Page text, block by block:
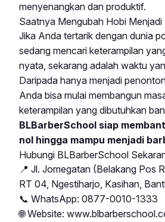
menyenangkan dan produktif.
Saatnya Mengubah Hobi
Jika Anda tertarik dengan dunia
sedang mencari keterampilan
nyata, sekarang adalah waktu
Daripada hanya menjadi
Anda bisa mulai membangun
keterampilan yang dibutuhkan
BLBarberSchool siap
nol hingga mampu menjadi
Hubungi BLBarberSchool
📍 Jl. Jomegatan (Belakang Pos
RT 04, Ngestiharjo, Kasihan,
📞 WhatsApp: 0877-0010-1333
🌐 Website: